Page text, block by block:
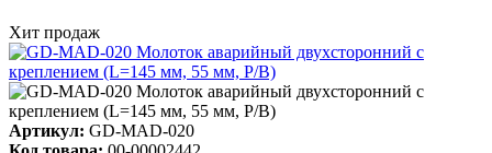
Хит продаж
Артикул: GD-MAD-020